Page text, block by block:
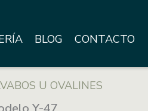
BLOG CONTACTO
U OVALINES